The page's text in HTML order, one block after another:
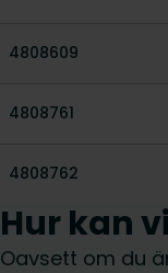
4808609
4808761
4808762
Hur kan
Oavsett om du